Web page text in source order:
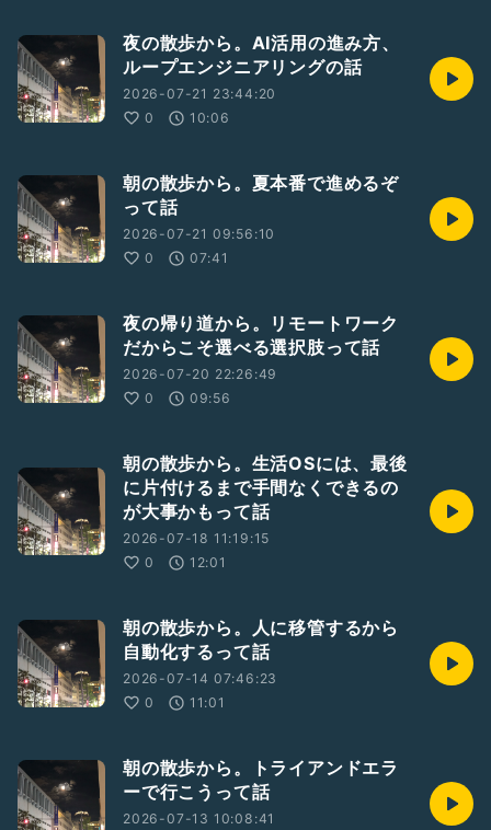
夜の散歩から。AI活用の進み方、
ループエンジニアリングの話
2026-07-21 23:44:20
0
10:06
朝の散歩から。夏本番で進めるぞ
って話
2026-07-21 09:56:10
0
07:41
夜の帰り道から。リモートワーク
だからこそ選べる選択肢って話
2026-07-20 22:26:49
0
09:56
朝の散歩から。生活OSには、最後
に片付けるまで手間なくできるの
が大事かもって話
2026-07-18 11:19:15
0
12:01
朝の散歩から。人に移管するから
自動化するって話
2026-07-14 07:46:23
0
11:01
朝の散歩から。トライアンドエラ
ーで行こうって話
2026-07-13 10:08:41